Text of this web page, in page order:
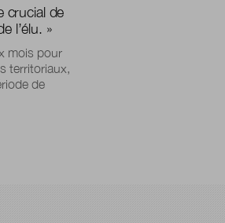
crucial de
l’élu. »
mois pour
territoriaux,
de